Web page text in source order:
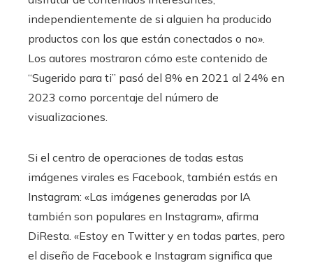
independientemente de si alguien ha producido
productos con los que están conectados o no».
Los autores mostraron cómo este contenido de
“Sugerido para ti” pasó del 8% en 2021 al 24% en
2023 como porcentaje del número de
visualizaciones.
Si el centro de operaciones de todas estas
imágenes virales es Facebook, también estás en
Instagram: «Las imágenes generadas por IA
también son populares en Instagram», afirma
DiResta. «Estoy en Twitter y en todas partes, pero
el diseño de Facebook e Instagram significa que